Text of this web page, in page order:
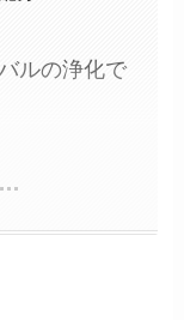
ルの浄化で